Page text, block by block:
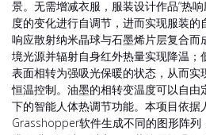
景。无需增减衣服，服装设计作品“热
度的变化进行自调节，进而实现服装
响应散射纳米晶球与石墨烯片层复合而
境光源并辐射自身红外热量实现降温；
表面相转为强吸光保暖的状态，从而实
恒温控制。油墨的相转变温度可以自由
下的智能人体热调节功能。本项目依据
Grasshopper软件生成不同的图形阵列